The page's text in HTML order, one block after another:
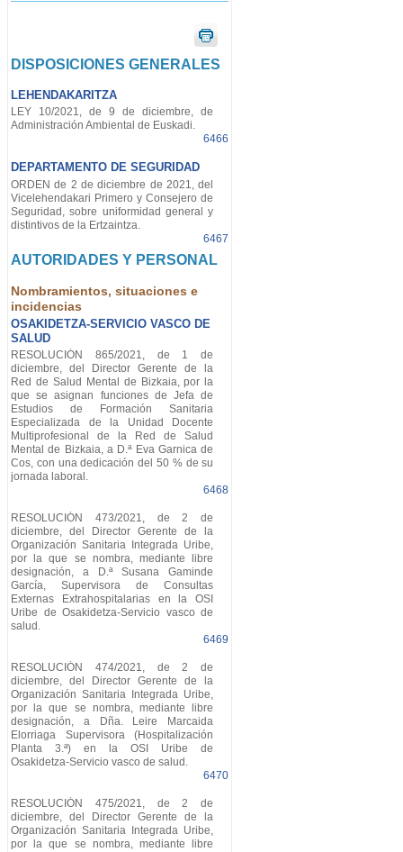
DISPOSICIONES GENERALES
LEHENDAKARITZA
LEY 10/2021, de 9 de diciembre, de
Administración Ambiental de Euskadi.
6466
DEPARTAMENTO DE SEGURIDAD
ORDEN de 2 de diciembre de 2021, del
Vicelehendakari Primero y Consejero de
Seguridad, sobre uniformidad general y
distintivos de la Ertzaintza.
6467
AUTORIDADES Y PERSONAL
Nombramientos, situaciones e
incidencias
OSAKIDETZA-SERVICIO VASCO DE
SALUD
RESOLUCIÓN 865/2021, de 1 de
diciembre, del Director Gerente de la
Red de Salud Mental de Bizkaia, por la
que se asignan funciones de Jefa de
Estudios de Formación Sanitaria
Especializada de la Unidad Docente
Multiprofesional de la Red de Salud
Mental de Bizkaia, a D.ª Eva Garnica de
Cos, con una dedicación del 50 % de su
jornada laboral.
6468
RESOLUCIÓN 473/2021, de 2 de
diciembre, del Director Gerente de la
Organización Sanitaria Integrada Uribe,
por la que se nombra, mediante libre
designación, a D.ª Susana Gaminde
García, Supervisora de Consultas
Externas Extrahospitalarias en la OSI
Uribe de Osakidetza-Servicio vasco de
salud.
6469
RESOLUCIÓN 474/2021, de 2 de
diciembre, del Director Gerente de la
Organización Sanitaria Integrada Uribe,
por la que se nombra, mediante libre
designación, a Dña. Leire Marcaida
Elorriaga Supervisora (Hospitalización
Planta 3.ª) en la OSI Uribe de
Osakidetza-Servicio vasco de salud.
6470
RESOLUCIÓN 475/2021, de 2 de
diciembre, del Director Gerente de la
Organización Sanitaria Integrada Uribe,
por la que se nombra, mediante libre